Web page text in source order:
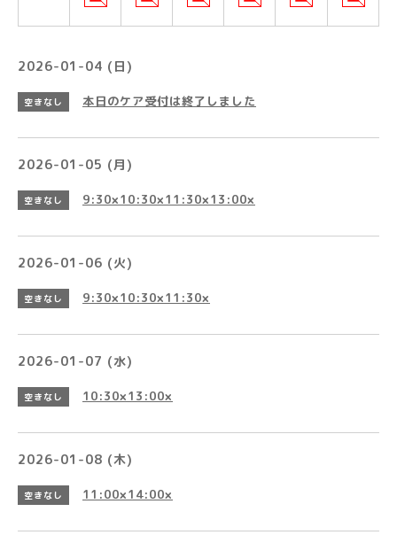
2026-01-04 (日)
空きなし 本日のケア受付は終了しました
2026-01-05 (月)
空きなし 9:30×10:30×11:30×13:00×
2026-01-06 (火)
空きなし 9:30×10:30×11:30×
2026-01-07 (水)
空きなし 10:30×13:00×
2026-01-08 (木)
空きなし 11:00×14:00×